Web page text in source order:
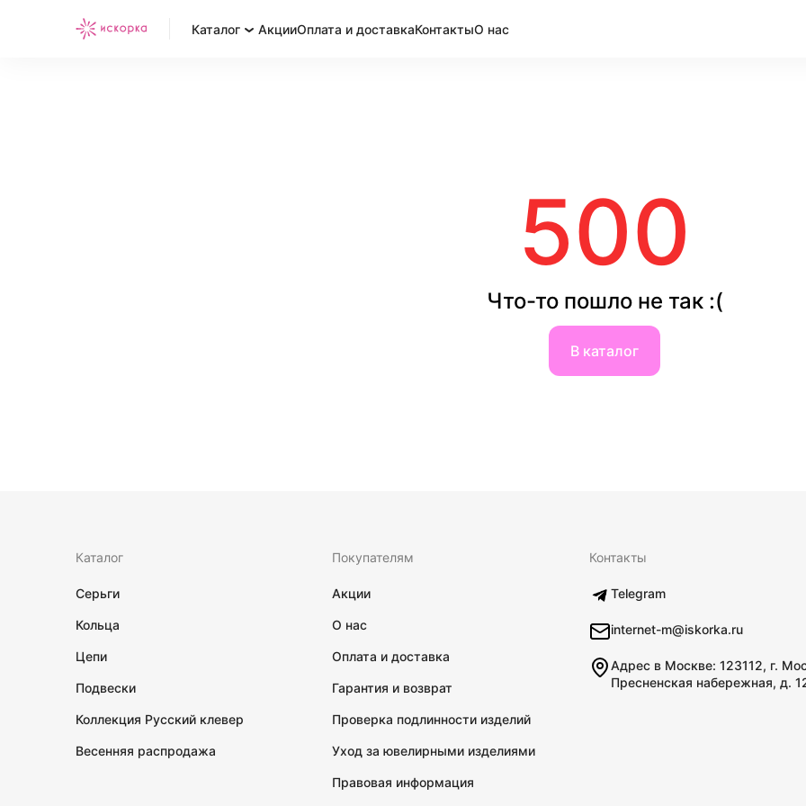
Каталог АкцииОплата и доставкаКонтактыО нас
500
Что-то пошло не так :(
В каталог
Каталог
Серьги
Кольца
Цепи
Подвески
Коллекция Русский клевер
Весенняя распродажа
Покупателям
Акции
О нас
Оплата и доставка
Гарантия и возврат
Проверка подлинности изделий
Уход за ювелирными изделиями
Правовая информация
Контакты
Telegram
internet-m@iskorka.ru
Адрес в Москве: 123112, г.
Пресненская набережная, д.